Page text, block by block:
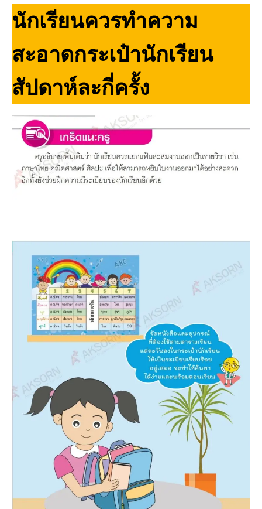
นักเรียนควรทําความ
สะอาดกระเป๋านักเรียน
สัปดาห์ละกี่ครั้ง